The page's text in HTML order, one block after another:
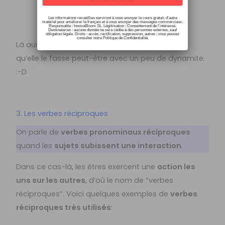
Là aussi, la personne se coiffe elle-même, bien
qu’elle le fasse peut-être avec un peu de dynamite.
:-D
3. Les verbes réciproques
On parle deverbes pronominaux réciproques
quand les sujets subissent une interaction.
Dans ce cas-là, les êtres exercent une action les
uns sur les autres, d’où le nom de “verbes
réciproques”. Voici quelques exemples deverbes
réciproques très utilisés:
Les informations recueillies serviront à vous envoyer le cours gratuit, d’autre
matériel pour améliorer le français et à vous envoyer des messages commerciaux.
Responsable : InnovaBloom SL. Légitimation : Consentement de l’intéressé.
Destinataires : aucune donnée ne sera cédée à des personnes externes, sauf
obligation légale. Droits : accès, rectification, suppression, autres ; vous pouvez
consulter notre Politique de Confidentialité.